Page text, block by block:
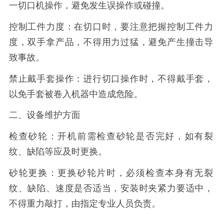
一切口机操作，避免发生误操作或碰撞。
控制工件力度：在切口时，要注意把握控制工件力
度，双手拿产品，不得用力过猛，避免产生撞击导
致事故。
禁止戴手套操作：进行切口操作时，不得戴手套，
以免手套被卷入机器中造成危险。
二、设备维护方面
检查砂轮：开机前需检查砂轮是否完好，如有裂
纹、缺陷等应及时更换。
砂轮更换：更换砂轮片时，必须检查本身有无裂
纹、缺陷、速度是否适当，安装时夹紧力要适中，
不得重力敲打，由指定专业人员负责。